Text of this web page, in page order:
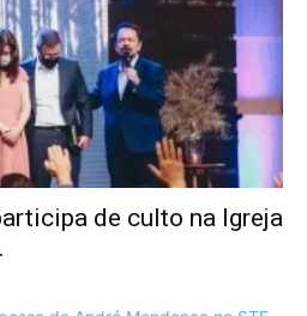
de culto na Igreja